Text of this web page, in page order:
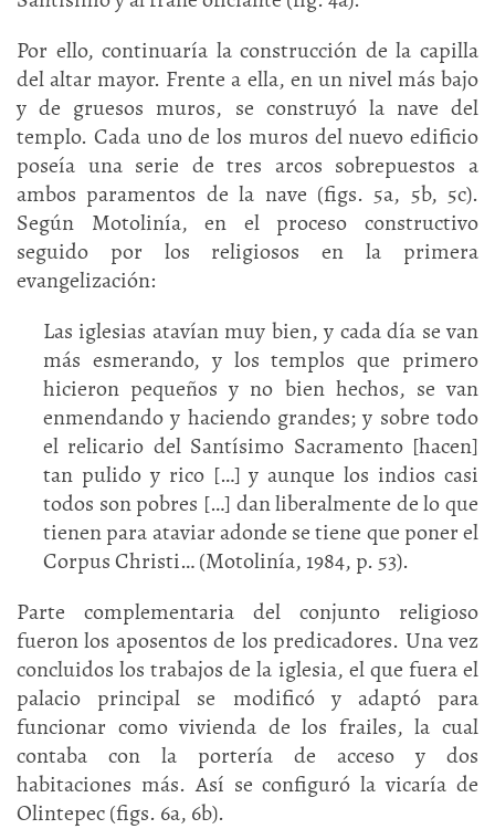
Por ello, continuaría la construcción de la capilla
del altar mayor. Frente a ella, en un nivel más bajo
y de gruesos muros, se construyó la nave del
templo. Cada uno de los muros del nuevo edificio
poseía una serie de tres arcos sobrepuestos a
ambos paramentos de la nave (figs. 5a, 5b, 5c).
Según Motolinía, en el proceso constructivo
seguido por los religiosos en la primera
evangelización:
Las iglesias atavían muy bien, y cada día se van
más esmerando, y los templos que primero
hicieron pequeños y no bien hechos, se van
enmendando y haciendo grandes; y sobre todo
el relicario del Santísimo Sacramento [hacen]
tan pulido y rico […] y aunque los indios casi
todos son pobres […] dan liberalmente de lo que
tienen para ataviar adonde se tiene que poner el
Corpus Christi… (Motolinía, 1984, p. 53).
Parte complementaria del conjunto religioso
fueron los aposentos de los predicadores. Una vez
concluidos los trabajos de la iglesia, el que fuera el
palacio principal se modificó y adaptó para
funcionar como vivienda de los frailes, la cual
contaba con la portería de acceso y dos
habitaciones más. Así se configuró la vicaría de
Olintepec (figs. 6a, 6b).